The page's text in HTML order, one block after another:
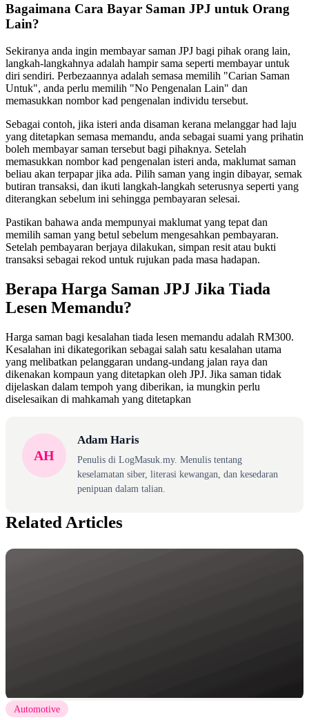
Bagaimana Cara Bayar Saman JPJ untuk Orang
Lain?
Sekiranya anda ingin membayar saman JPJ bagi pihak orang lain,
langkah-langkahnya adalah hampir sama seperti membayar untuk
diri sendiri. Perbezaannya adalah semasa memilih "Carian Saman
Untuk", anda perlu memilih "No Pengenalan Lain" dan
memasukkan nombor kad pengenalan individu tersebut.
Sebagai contoh, jika isteri anda disaman kerana melanggar had laju
yang ditetapkan semasa memandu, anda sebagai suami yang prihatin
boleh membayar saman tersebut bagi pihaknya. Setelah
memasukkan nombor kad pengenalan isteri anda, maklumat saman
beliau akan terpapar jika ada. Pilih saman yang ingin dibayar, semak
butiran transaksi, dan ikuti langkah-langkah seterusnya seperti yang
diterangkan sebelum ini sehingga pembayaran selesai.
Pastikan bahawa anda mempunyai maklumat yang tepat dan
memilih saman yang betul sebelum mengesahkan pembayaran.
Setelah pembayaran berjaya dilakukan, simpan resit atau bukti
transaksi sebagai rekod untuk rujukan pada masa hadapan.
Berapa Harga Saman JPJ Jika Tiada
Lesen Memandu?
Harga saman bagi kesalahan tiada lesen memandu adalah RM300.
Kesalahan ini dikategorikan sebagai salah satu kesalahan utama
yang melibatkan pelanggaran undang-undang jalan raya dan
dikenakan kompaun yang ditetapkan oleh JPJ. Jika saman tidak
dijelaskan dalam tempoh yang diberikan, ia mungkin perlu
diselesaikan di mahkamah yang ditetapkan​
AH
Adam Haris
Penulis di LogMasuk.my. Menulis tentang
keselamatan siber, literasi kewangan, dan kesedaran
penipuan dalam talian.
Related Articles
Automotive